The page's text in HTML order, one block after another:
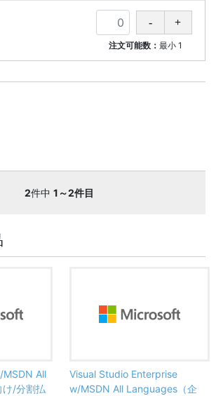
注文可能数：最小 1
2件中 1～2件目
All
/分割払
Visual Studio Enterprise
w/MSDN All Languages（企